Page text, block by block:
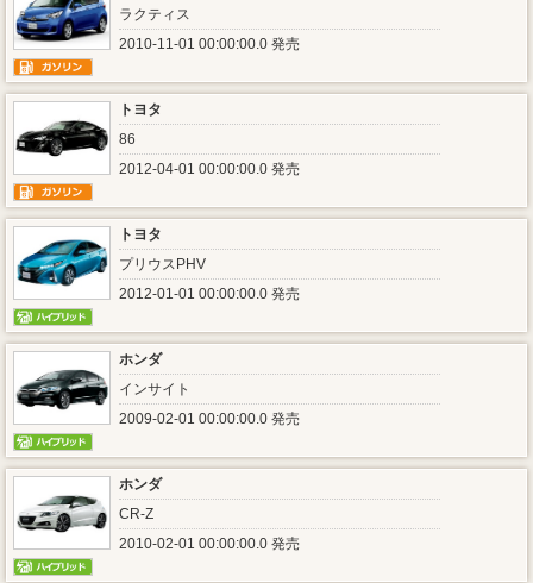
ラクティス
2010-11-01 00:00:00.0 発売
トヨタ
86
2012-04-01 00:00:00.0 発売
トヨタ
プリウスPHV
2012-01-01 00:00:00.0 発売
ホンダ
インサイト
2009-02-01 00:00:00.0 発売
ホンダ
CR-Z
2010-02-01 00:00:00.0 発売